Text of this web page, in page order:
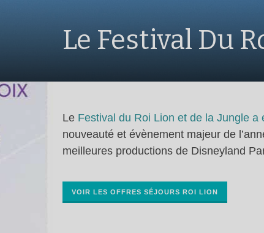
Le Festival Du
Le Festival du Roi Lion et de la Jungle a
nouveauté et évènement majeur de
meilleures productions de Disneyland
VOIR LES OFFRES SÉJOURS ROI LION